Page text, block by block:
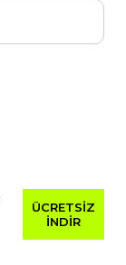
ÜCRETSİZ
İNDİR